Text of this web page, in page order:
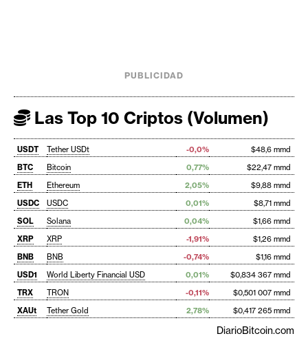
PUBLICIDAD
Las Top 10 Criptos (Volumen)
USDT Tether USDt -0,0%
$48,6 mmd
BTC
Bitcoin 0,77%
$22,47 mmd
ETH
Ethereum 2,05%
$9,88 mmd
USDC
USDC 0,01%
$8,71 mmd
SOL
Solana 0,04%
$1,66 mmd
XRP
XRP -1,91%
$1,26 mmd
BNB
BNB -0,74%
$1,16 mmd
USD1
World Liberty Financial USD 0,01%
$0,834 367 mmd
TRX
TRON -0,11%
$0,501 007 mmd
XAUt
Tether Gold 2,78% $0,417 265 mmd
DiarioBitcoin.com